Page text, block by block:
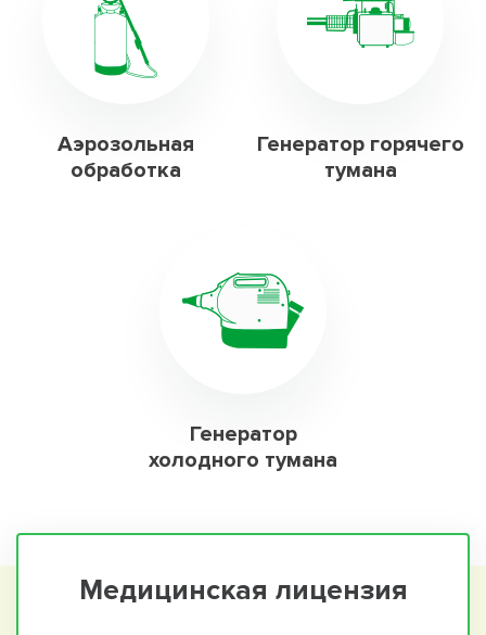
Аэрозольная
обработка
Генератор горячего
тумана
Генератор
холодного тумана
Медицинская лицензия